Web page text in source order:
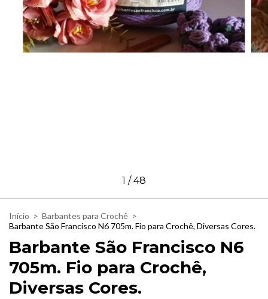
1 /48
Início > Barbantes para Crochê >
Barbante São Francisco N6 705m. Fio para Crochê, Diversas Cores.
Barbante São Francisco N6
705m. Fio para Crochê,
Diversas Cores.